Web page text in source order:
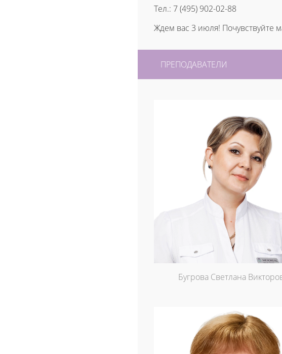
Тел.: 7 (495) 902-02-88
Ждем вас 3 июля! Почувствуйте
ПРЕПОДАВАТЕЛИ
Бугрова Светлана